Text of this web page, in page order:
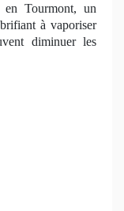
en Tourmont, un
à vaporiser
diminuer les